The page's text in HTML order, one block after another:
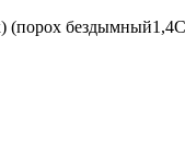
(порох